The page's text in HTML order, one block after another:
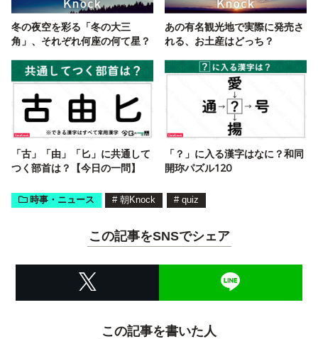
冬の夜空を彩る「冬の大三
角」、それぞれ何座の何て星？
あの有名観光地で実際に発売さ
れる、お土産はどっち？
「古」「由」「匕」に共通して
つく部首は？【今日の一問】
「？」に入る漢字はなに？和同
開珎パズル120
時事・ニュース # 朝Knock # quiz
この記事をSNSでシェア
この記事を書いた人